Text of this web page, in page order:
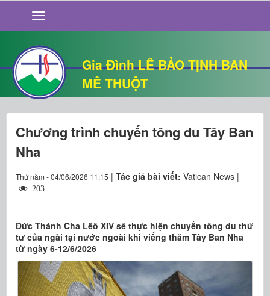
Gia Đình LÊ BẢO TỊNH BAN
MÊ THUỘT
GIỚI THIỆU
TIN TỨC
SỐNG ĐẠO
CHUYỆN NHÀ
QUÁN VĂN
THƯ GIÃN
Chương trình chuyến tông du Tây Ban
Nha
Thứ năm - 04/06/2026 11:15 | Tác giả bài viết: Vatican News |
203
Đức Thánh Cha Lêô XIV sẽ thực hiện chuyến tông du thứ
tư của ngài tại nước ngoài khi viếng thăm Tây Ban Nha
từ ngày 6-12/6/2026